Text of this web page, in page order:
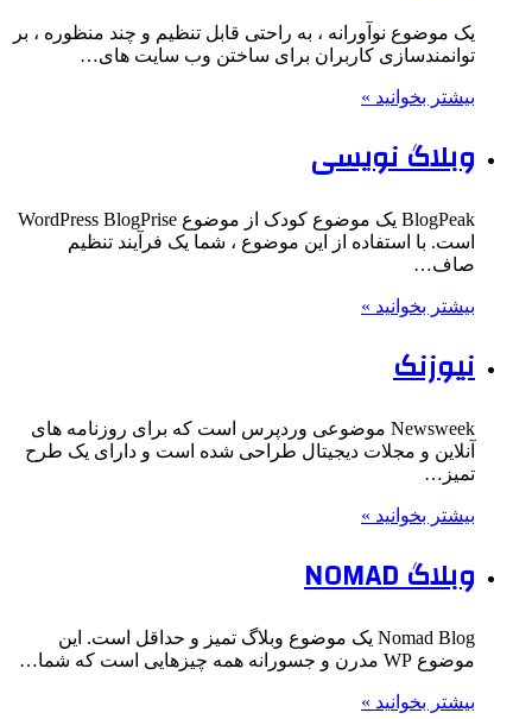
یک موضوع نوآورانه ، به راحتی قابل تنظیم و چند منظوره ، بر
توانمندسازی کاربران برای ساختن وب سایت های…
بیشتر بخوانید »
وبلاگ نویسی
BlogPeak یک موضوع کودک از موضوع WordPress BlogPrise
است. با استفاده از این موضوع ، شما یک فرآیند تنظیم
صاف…
بیشتر بخوانید »
نیوزنک
Newsweek موضوعی وردپرس است که برای روزنامه های
آنلاین و مجلات دیجیتال طراحی شده است و دارای یک طرح
تمیز…
بیشتر بخوانید »
وبلاگ NOMAD
Nomad Blog یک موضوع وبلاگ تمیز و حداقل است. این
موضوع WP مدرن و جسورانه همه چیزهایی است که شما…
بیشتر بخوانید »